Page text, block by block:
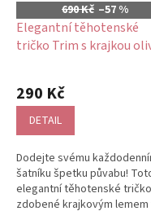
690 Kč –57 %
Elegantní těhotenské
tričko Trim s krajkou
290 Kč
DETAIL
Dodejte svému
šatníku špetku půvabu!
elegantní těhotenské tričko
zdobené krajkovým lemem